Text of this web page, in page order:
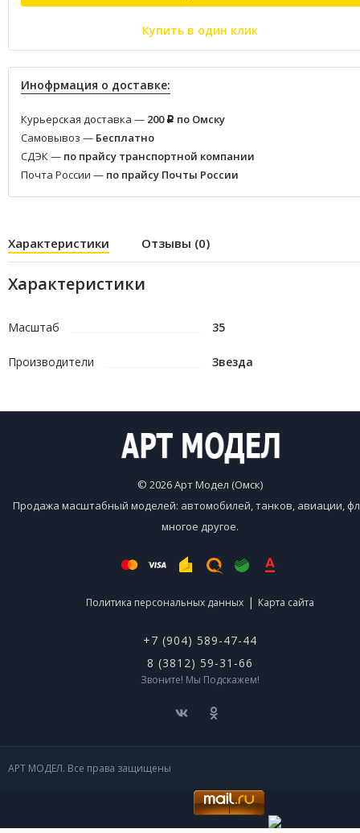
Купить в один клик
Инофрмация о доставке:
Курьерская доставка — 200 Р по Омску
Самовывоз — Бесплатно
СДЭК — по прайсу транспортной компании
Почта России — по прайсу Почты России
Характеристики Отзывы (0)
Характеристики
Масштаб 35
Производители Звезда
© 2026 Арт Модел (Омск)
Продажа масштабный моделей: автомобилей, танков, авиации,
многое другое.
Политика персональных данных | Карта сайта
+7 (904) 589-47-44
8 (3812) 59-31-66
Звоните! Мы Подскажем!
АРТ МОДЕЛ. Все права защищены